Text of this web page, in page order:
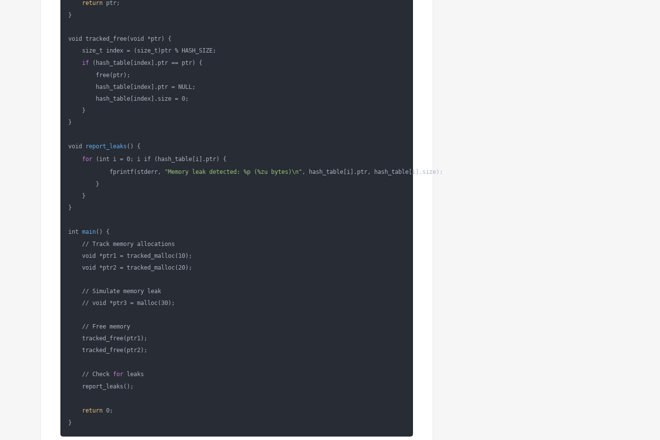
return ptr;
}
void tracked_free(void *ptr) {
size_t index = (size_t)ptr % HASH_SIZE;
if (hash_table[index].ptr == ptr) {
free(ptr);
hash_table[index].ptr = NULL;
hash_table[index].size = 0;
}
}
void report_leaks () {
for (int i = 0; i if (hash_table[i].ptr) {
fprintf(stderr,
"Memory leak detected: %p (%zu bytes)\n" , hash_table[i].ptr, hash_table[i].size);
}
}
}
int main() {
// Track memory allocations
void *ptr1 = tracked_malloc(10);
void *ptr2 = tracked_malloc(20);
// Simulate memory leak
// void *ptr3 = malloc(30);
// Free memory
tracked_free(ptr1);
tracked_free(ptr2);
// Check for leaks
report_leaks();
return 0;